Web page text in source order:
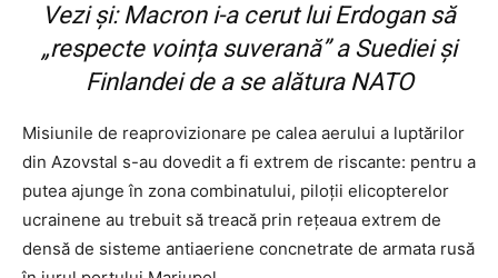
Vezi și: Macron i-a cerut lui Erdogan să
„respecte voința suverană” a Suediei și
Finlandei de a se alătura NATO
Misiunile de reaprovizionare pe calea aerului a luptărilor
din Azovstal s-au dovedit a fi extrem de riscante: pentru a
putea ajunge în zona combinatului, piloţii elicopterelor
ucrainene au trebuit să treacă prin reţeaua extrem de
densă de sisteme antiaeriene concnetrate de armata rusă